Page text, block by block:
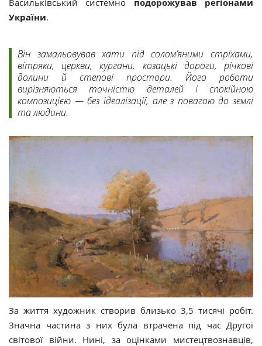
Васильківський системно подорожував регіонами
України.
Він замальовував хати під солом’яними стріхами,
вітряки, церкви, кургани, козацькі дороги, річкові
долини й степові простори. Його роботи
вирізняються точністю деталей і спокійною
композицією — без ідеалізації, але з повагою до землі
та людини.
За життя художник створив близько 3,5 тисячі робіт.
Значна частина з них була втрачена під час Другої
світової війни. Нині, за оцінками мистецтвознавців,